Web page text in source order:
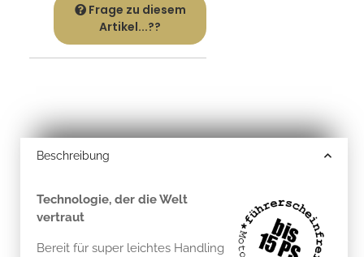
Frage zu diesem
Artikel...??
Beschreibung
Technologie, der die Welt
vertraut
Bereit für super leichtes Handling